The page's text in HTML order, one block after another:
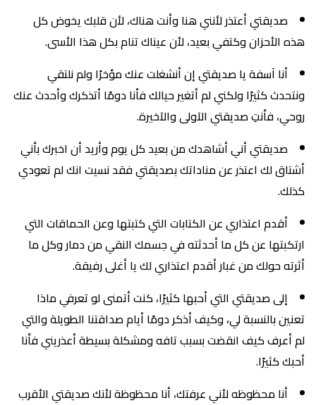
صديقتي أعتذر لأنني هنا وأنت هناك، لأن قلبك يخوض كل
هذه الأحزان وكتفي بعيد، لأن عيناك تنام بكل هذا الأسى.
أنا آسفة يا صديقتي إن أنشغلت عنك مؤخرًا ولم نلتقي
ونتحدث كثيرًا ولكني لم أتغير حيالك فأنا دومًا أتذكرك وأحدث عنك
روحي، فأنتِ صديقتي الآولى والآخيرة.
صديقتي أني أشاهدك من بعيد كل يوم وأريد أن اخبرك بأني
أشتاق لك اعتذر عن مناداتك بصديقتي فقد نسيت انك لم تعودي
كذلك.
أقدم اعتذاري عن الكتابات التي كتبتها وعن الحماقات التي
ارتكبتها عن كل ما أحدثته في جسمك النقي من دمار وكل ما
أثرته حولك من غبار أقدم اعتذاري لك يا أغلى رفيقة.
إلى صديقتي التي أحبها كثيرًا، كنت أتمنى لو تعرفي ماذا
تعنين بالنسبة لي، وكيف أذكر دومًا أيام صداقتنا الطويلة والتي
لم أعرف كيف انقضت بسبب تافه ومشكلة بسيطة أعذريني فأنا
أحبك كثيرًا.
أنا محظوظه لأني عرفتك، أنا محظوظة لأنك صديقتي الأقرب